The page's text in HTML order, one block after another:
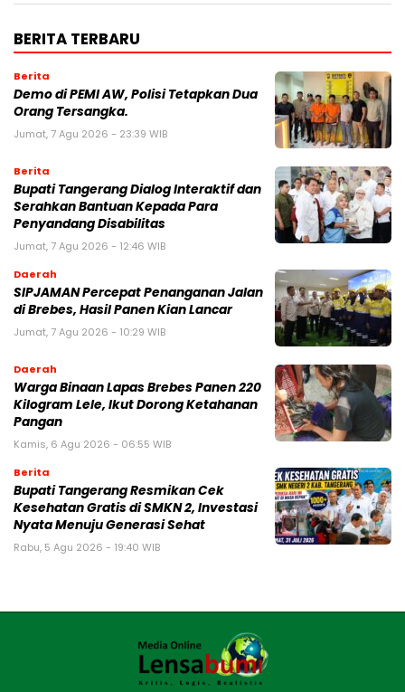
BERITA TERBARU
Berita
Demo di PEMI AW, Polisi Tetapkan Dua
Orang Tersangka.
Jumat, 7 Agu 2026 - 23:39 WIB
Berita
Bupati Tangerang Dialog Interaktif dan
Serahkan Bantuan Kepada Para
Penyandang Disabilitas
Jumat, 7 Agu 2026 - 12:46 WIB
Daerah
SIPJAMAN Percepat Penanganan Jalan
di Brebes, Hasil Panen Kian Lancar
Jumat, 7 Agu 2026 - 10:29 WIB
Daerah
Warga Binaan Lapas Brebes Panen 220
Kilogram Lele, Ikut Dorong Ketahanan
Pangan
Kamis, 6 Agu 2026 - 06:55 WIB
Berita
‎Bupati Tangerang Resmikan Cek
Kesehatan Gratis di SMKN 2, Investasi
Nyata Menuju Generasi Sehat
Rabu, 5 Agu 2026 - 19:40 WIB